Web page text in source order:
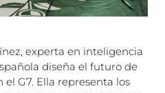
experta en inteligencia
diseña el futuro de
G7. Ella representa los